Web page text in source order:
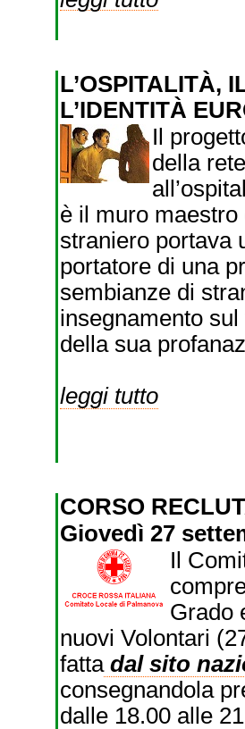
L’OSPITALITÀ,
L’IDENTITÀ
Il
della
è il muro maestro
straniero portava
portatore di una
sembianze di
insegnamento
della sua
leggi tutto
CORSO
Giovedì 27
Il
Grado
nuovi Volontari
fattadal sito
consegnandola
dalle 18.00 alle